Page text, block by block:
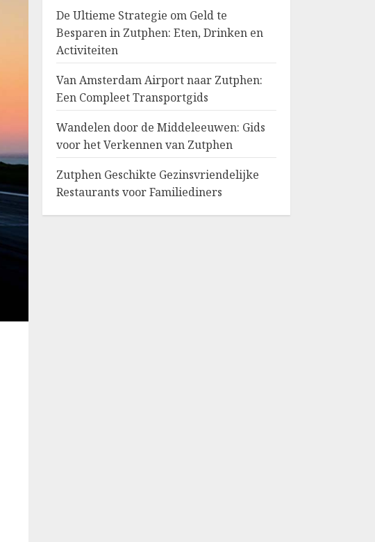
De Ultieme Strategie om Geld te
Besparen in Zutphen: Eten, Drinken en
Activiteiten
Van Amsterdam Airport naar Zutphen:
Een Compleet Transportgids
Wandelen door de Middeleeuwen: Gids
voor het Verkennen van Zutphen
Zutphen Geschikte Gezinsvriendelijke
Restaurants voor Familiediners